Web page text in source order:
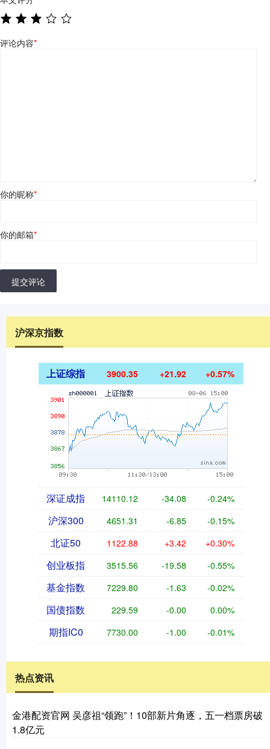
评论内容*
你的昵称*
你的邮箱*
提交评论
沪深京指数
上证综指 3900.35 +21.92 +0.57%
深证成指 14110.12 -34.08 -0.24%
沪深300 4651.31 -6.85 -0.15%
北证50 1122.88 +3.42 +0.30%
创业板指 3515.56 -19.58 -0.55%
基金指数 7229.80 -1.63 -0.02%
国债指数 229.59 -0.00 0.00%
期指IC0 7730.00 -1.00 -0.01%
热点资讯
金港配资官网 吴彦祖“领跑”！10部新片角逐，五一档票房破
1.8亿元